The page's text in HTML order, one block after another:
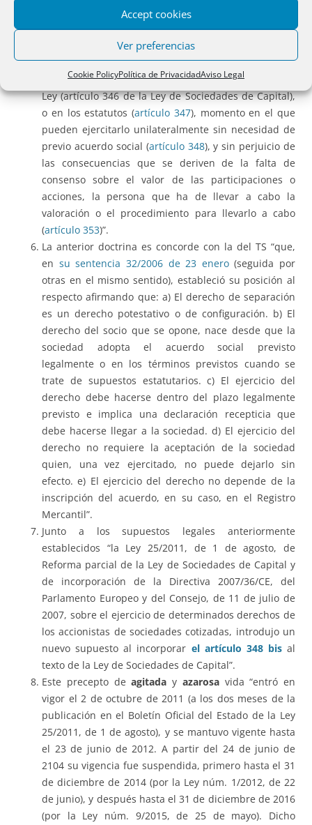
Accept cookies
Ver preferencias
Cookie PolicyPolítica de PrivacidadAviso Legal
cuando las modificaciones impuestas por la mayoría
puedan afectar al núcleo de sus derechos
Este derecho de separación “corresponde a los socios
cuando concurran las circunstancias previstas en la
Ley (artículo 346 de la Ley de Sociedades de Capital),
o en los estatutos (artículo 347), momento en el que
pueden ejercitarlo unilateralmente sin necesidad de
previo acuerdo social (artículo 348), y sin perjuicio de
las consecuencias que se deriven de la falta de
consenso sobre el valor de las participaciones o
acciones, la persona que ha de llevar a cabo la
valoración o el procedimiento para llevarlo a cabo
(artículo 353)”.
La anterior doctrina es concorde con la del TS “que,
en su sentencia 32/2006 de 23 enero(seguida por
otras en el mismo sentido), estableció su posición al
respecto afirmando que: a) El derecho de separación
es un derecho potestativo o de configuración. b) El
derecho del socio que se opone, nace desde que la
sociedad adopta el acuerdo social previsto
legalmente o en los términos previstos cuando se
trate de supuestos estatutarios. c) El ejercicio del
derecho debe hacerse dentro del plazo legalmente
previsto e implica una declaración recepticia que
debe hacerse llegar a la sociedad. d) El ejercicio del
derecho no requiere la aceptación de la sociedad
quien, una vez ejercitado, no puede dejarlo sin
efecto. e) El ejercicio del derecho no depende de la
inscripción del acuerdo, en su caso, en el Registro
Mercantil”.
Junto a los supuestos legales anteriormente
establecidos “la Ley 25/2011, de 1 de agosto, de
Reforma parcial de la Ley de Sociedades de Capital y
de incorporación de la Directiva 2007/36/CE, del
Parlamento Europeo y del Consejo, de 11 de julio de
2007, sobre el ejercicio de determinados derechos de
los accionistas de sociedades cotizadas, introdujo un
nuevo supuesto al incorporar el artículo 348 bisal
texto de la Ley de Sociedades de Capital”.
Este precepto deagitada y azarosavida “entró en
vigor el 2 de octubre de 2011 (a los dos meses de la
publicación en el Boletín Oficial del Estado de la Ley
25/2011, de 1 de agosto), y se mantuvo vigente hasta
el 23 de junio de 2012. A partir del 24 de junio de
2104 su vigencia fue suspendida, primero hasta el 31
de diciembre de 2014 (por la Ley núm. 1/2012, de 22
de junio), y después hasta el 31 de diciembre de 2016
(por la Ley núm. 9/2015, de 25 de mayo). Dicho